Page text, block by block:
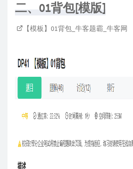
二、01背包[模版]
【模板】01背包_牛客题霸_牛客网